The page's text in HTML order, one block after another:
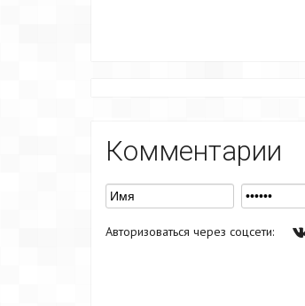
Комментарии
Авторизоваться через соцсети: